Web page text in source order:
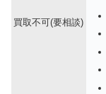
買取不可(要相談)